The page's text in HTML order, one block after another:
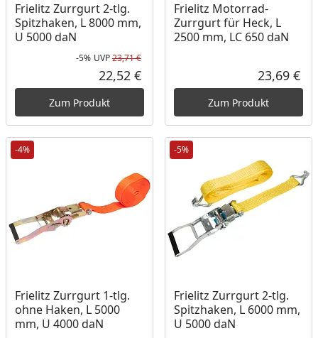
Frielitz Zurrgurt 2-tlg.
Spitzhaken, L 8000 mm,
U 5000 daN
Rabatt in Prozent
-5%
Ursprünglicher Preis
UVP23,71 €
Aktueller Preis
22,52 €
Zum Produkt
Frielitz Motorrad-
Zurrgurt für Heck, L
2500 mm, LC 650 daN
23,69 €
Zum Produkt
-4%
Frielitz Zurrgurt 1-tlg.
ohne Haken, L 5000
mm, U 4000 daN
-5%
Frielitz Zurrgurt 2-tlg.
Spitzhaken, L 6000 mm,
U 5000 daN